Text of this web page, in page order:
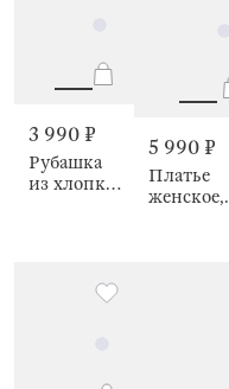
3 990 ₽
Рубашка
из хлопка
5 990 ₽
Платье
женское,